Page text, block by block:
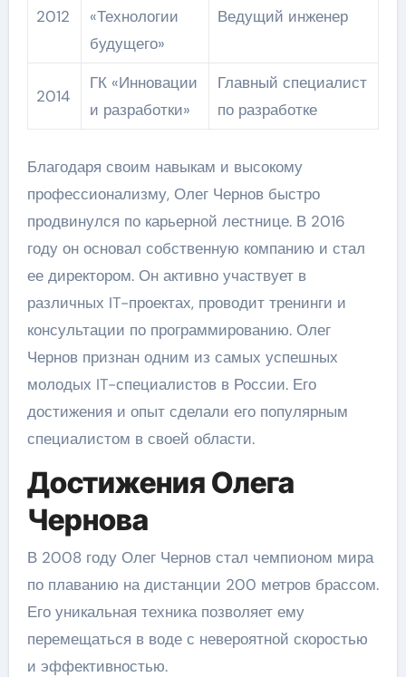
2012
«Технологии
будущего»
Ведущий инженер
2014
ГК «Инновации
и разработки»
Главный специалист
по разработке
Благодаря своим навыкам и высокому
профессионализму, Олег Чернов быстро
продвинулся по карьерной лестнице. В 2016
году он основал собственную компанию и стал
ее директором. Он активно участвует в
различных IT-проектах, проводит тренинги и
консультации по программированию. Олег
Чернов признан одним из самых успешных
молодых IT-специалистов в России. Его
достижения и опыт сделали его популярным
специалистом в своей области.
Достижения Олега
Чернова
В 2008 году Олег Чернов стал чемпионом мира
по плаванию на дистанции 200 метров брассом.
Его уникальная техника позволяет ему
перемещаться в воде с невероятной скоростью
и эффективностью.